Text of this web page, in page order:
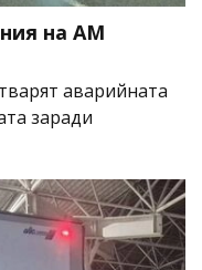
на АМ
аварийната
заради